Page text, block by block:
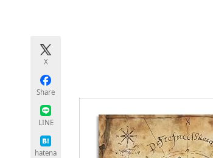
X
Share
LINE
hatena